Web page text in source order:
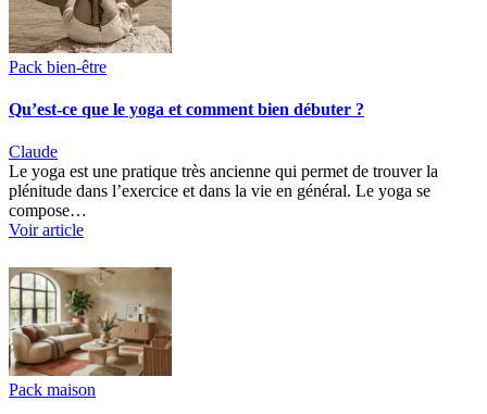
Pack bien-être
Qu’est-ce que le yoga et comment bien débuter ?
Claude
Le yoga est une pratique très ancienne qui permet de trouver la
plénitude dans l’exercice et dans la vie en général. Le yoga se
compose…
Voir article
Pack maison